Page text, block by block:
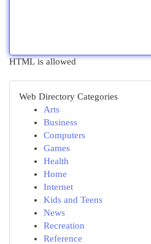
HTML is allowed
Web Directory Categories
Arts
Business
Computers
Games
Health
Home
Internet
Kids and Teens
News
Recreation
Reference